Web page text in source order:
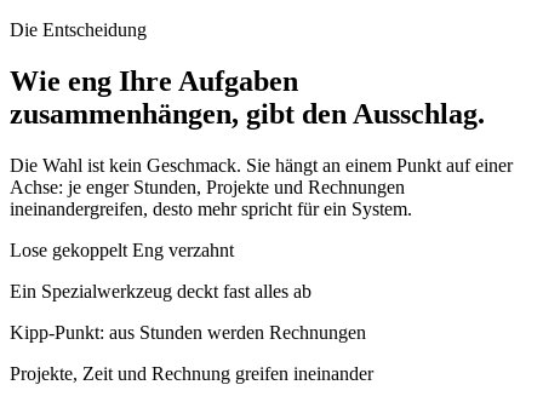
Die Entscheidung
Wie eng Ihre Aufgaben
zusammenhängen, gibt den Ausschlag.
Die Wahl ist kein Geschmack. Sie hängt an einem Punkt auf einer
Achse: je enger Stunden, Projekte und Rechnungen
ineinandergreifen, desto mehr spricht für ein System.
Lose gekoppelt Eng verzahnt
Ein Spezialwerkzeug deckt fast alles ab
Kipp-Punkt: aus Stunden werden Rechnungen
Projekte, Zeit und Rechnung greifen ineinander